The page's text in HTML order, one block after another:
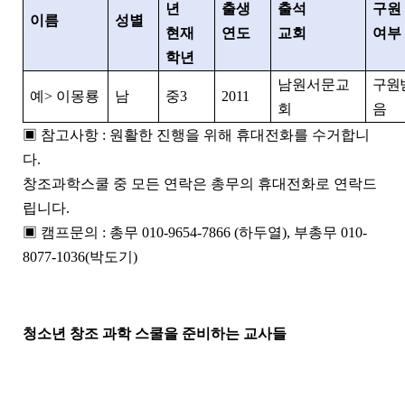
이름 성별
년
현재
학년
출생
연도
출석
교회
구원
여부
예> 이몽룡 남 중3 2011
남원서문교
회
구원
음
▣ 참고사항 : 원활한 진행을 위해 휴대전화를 수거합니
다.
창조과학스쿨 중 모든 연락은 총무의 휴대전화로 연락드
립니다.
▣ 캠프문의 : 총무010-9654-7866 (하두열), 부총무010-
8077-1036(박도기)
청소년 창조 과학 스쿨을 준비하는 교사들